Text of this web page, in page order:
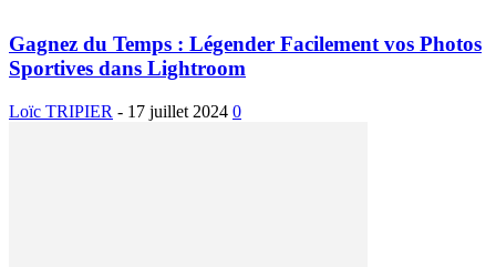
Gagnez du Temps : Légender Facilement vos Photos
Sportives dans Lightroom
Loïc TRIPIER - 17 juillet 2024 0